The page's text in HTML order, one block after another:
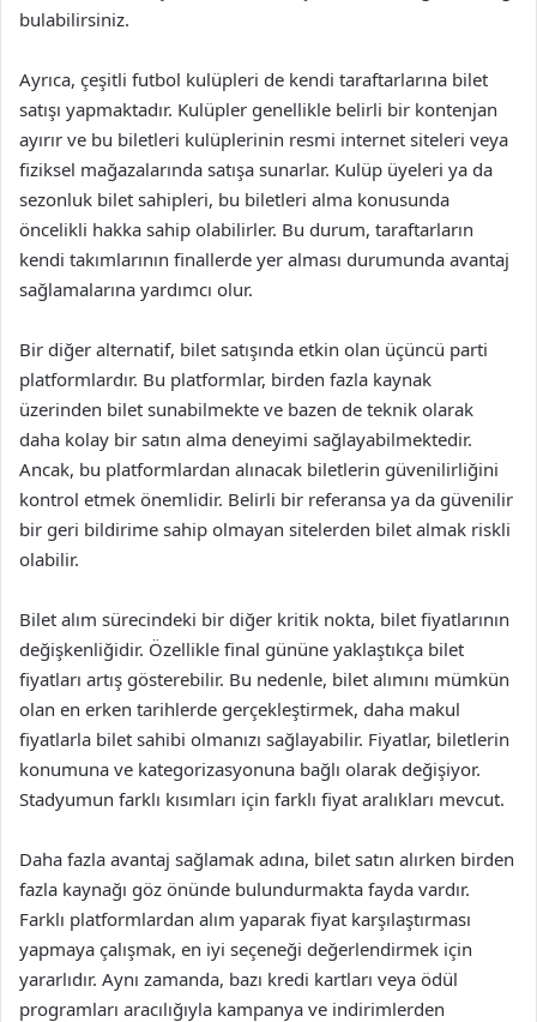
bulabilirsiniz.
Ayrıca, çeşitli futbol kulüpleri de kendi taraftarlarına bilet
satışı yapmaktadır. Kulüpler genellikle belirli bir kontenjan
ayırır ve bu biletleri kulüplerinin resmi internet siteleri veya
fiziksel mağazalarında satışa sunarlar. Kulüp üyeleri ya da
sezonluk bilet sahipleri, bu biletleri alma konusunda
öncelikli hakka sahip olabilirler. Bu durum, taraftarların
kendi takımlarının finallerde yer alması durumunda avantaj
sağlamalarına yardımcı olur.
Bir diğer alternatif, bilet satışında etkin olan üçüncü parti
platformlardır. Bu platformlar, birden fazla kaynak
üzerinden bilet sunabilmekte ve bazen de teknik olarak
daha kolay bir satın alma deneyimi sağlayabilmektedir.
Ancak, bu platformlardan alınacak biletlerin güvenilirliğini
kontrol etmek önemlidir. Belirli bir referansa ya da güvenilir
bir geri bildirime sahip olmayan sitelerden bilet almak riskli
olabilir.
Bilet alım sürecindeki bir diğer kritik nokta, bilet fiyatlarının
değişkenliğidir. Özellikle final gününe yaklaştıkça bilet
fiyatları artış gösterebilir. Bu nedenle, bilet alımını mümkün
olan en erken tarihlerde gerçekleştirmek, daha makul
fiyatlarla bilet sahibi olmanızı sağlayabilir. Fiyatlar, biletlerin
konumuna ve kategorizasyonuna bağlı olarak değişiyor.
Stadyumun farklı kısımları için farklı fiyat aralıkları mevcut.
Daha fazla avantaj sağlamak adına, bilet satın alırken birden
fazla kaynağı göz önünde bulundurmakta fayda vardır.
Farklı platformlardan alım yaparak fiyat karşılaştırması
yapmaya çalışmak, en iyi seçeneği değerlendirmek için
yararlıdır. Aynı zamanda, bazı kredi kartları veya ödül
programları aracılığıyla kampanya ve indirimlerden